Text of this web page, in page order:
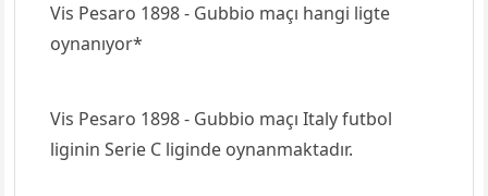
Vis Pesaro 1898 - Gubbio maçı hangi ligte
oynanıyor*
Vis Pesaro 1898 - Gubbio maçı Italy futbol
liginin Serie C liginde oynanmaktadır.